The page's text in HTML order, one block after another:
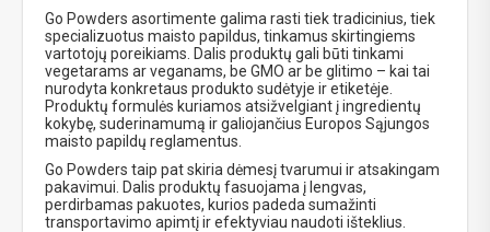
Go Powders asortimente galima rasti tiek tradicinius, tiek
specializuotus maisto papildus, tinkamus skirtingiems
vartotojų poreikiams. Dalis produktų gali būti tinkami
vegetarams ar veganams, be GMO ar be glitimo – kai tai
nurodyta konkretaus produkto sudėtyje ir etiketėje.
Produktų formulės kuriamos atsižvelgiant į ingredientų
kokybę, suderinamumą ir galiojančius Europos Sąjungos
maisto papildų reglamentus.
Go Powders taip pat skiria dėmesį tvarumui ir atsakingam
pakavimui. Dalis produktų fasuojama į lengvas,
perdirbamas pakuotes, kurios padeda sumažinti
transportavimo apimtį ir efektyviau naudoti išteklius.